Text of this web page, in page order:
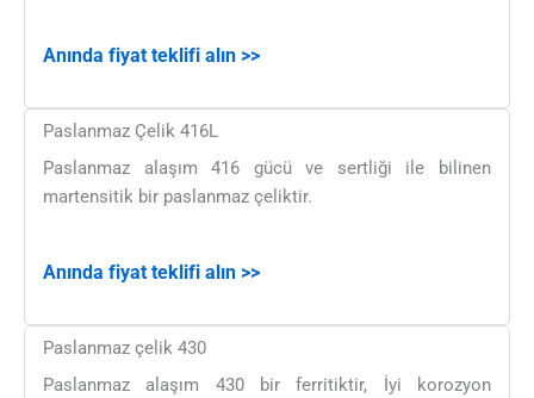
Anında fiyat teklifi alın >>
Paslanmaz Çelik 416L
Paslanmaz alaşım 416 gücü ve sertliği ile bilinen
martensitik bir paslanmaz çeliktir.
Anında fiyat teklifi alın >>
Paslanmaz çelik 430
Paslanmaz alaşım 430 bir ferritiktir, İyi korozyon